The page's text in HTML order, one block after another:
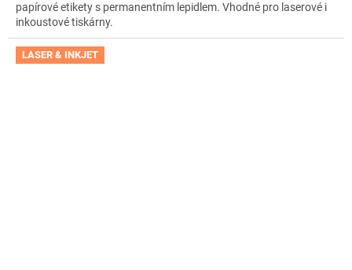
papírové etikety s permanentním lepidlem. Vhodné pro laserové i
inkoustové tiskárny.
LASER & INKJET